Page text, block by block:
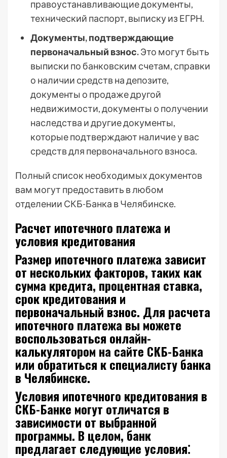
правоустанавливающие документы,
технический паспорт, выписку из ЕГРН.
Документы, подтверждающие
первоначальный взнос.Это могут быть
выписки по банковским счетам, справки
о наличии средств на депозите,
документы о продаже другой
недвижимости, документы о получении
наследства и другие документы,
которые подтверждают наличие у вас
средств для первоначального взноса.
Полный список необходимых документов
вам могут предоставить в любом
отделении СКБ-Банка в Челябинске.
Расчет ипотечного платежа и
условия кредитования
Размер ипотечного платежа зависит
от нескольких факторов, таких как
сумма кредита, процентная ставка,
срок кредитования и
первоначальный взнос. Для расчета
ипотечного платежа вы можете
воспользоваться онлайн-
калькулятором на сайте СКБ-Банка
или обратиться к специалисту банка
в Челябинске.
Условия ипотечного кредитования в
СКБ-Банке могут отличатся в
зависимости от выбранной
программы. В целом, банк
предлагает следующие условия⁚